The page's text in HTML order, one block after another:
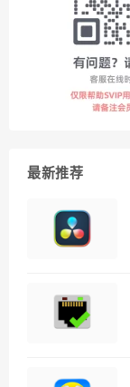
最新推荐